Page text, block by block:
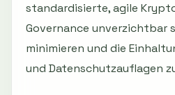
standardisierte, agile
Governance unverzichtbar
minimieren und die
und Datenschutzauflagen